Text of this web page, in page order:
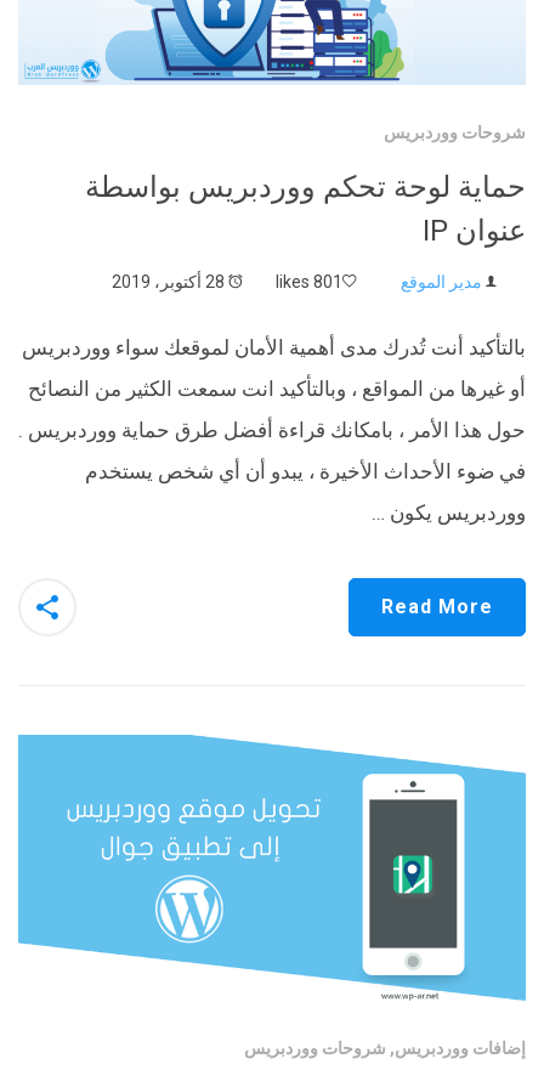
شروحات ووردبريس
حماية لوحة تحكم ووردبريس بواسطة
عنوان IP
مدير الموقع 801 likes
بالتأكيد أنت تُدرك مدى أهمية الأمان لموقعك سواء ووردبريس
أو غيرها من المواقع ، وبالتأكيد انت سمعت الكثير من النصائح
حول هذا الأمر ، بامكانك قراءة أفضل طرق حماية ووردبريس .
في ضوء الأحداث الأخيرة ، يبدو أن أي شخص يستخدم
ووردبريس يكون …
Read More
إضافات ووردبريس, شروحات ووردبريس